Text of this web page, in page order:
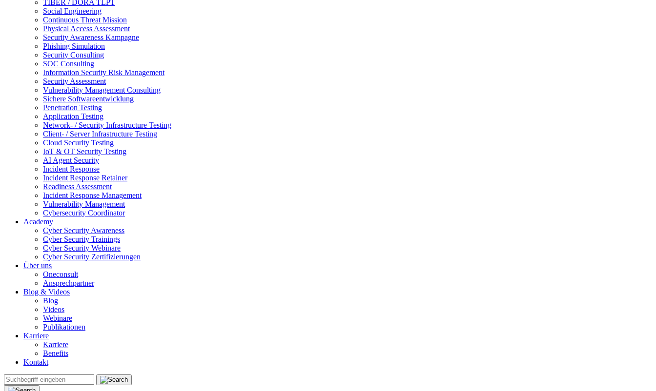
TIBER / DORA TLPT
Social Engineering
Continuous Threat Mission
Physical Access Assessment
Security Awareness Kampagne
Phishing Simulation
Security Consulting
SOC Consulting
Information Security Risk Management
Security Assessment
Vulnerability Management Consulting
Sichere Softwareentwicklung
Penetration Testing
Application Testing
Network- / Security Infrastructure Testing
Client- / Server Infrastructure Testing
Cloud Security Testing
IoT & OT Security Testing
AI Agent Security
Incident Response
Incident Response Retainer
Readiness Assessment
Incident Response Management
Vulnerability Management
Cybersecurity Coordinator
Academy
Cyber Security Awareness
Cyber Security Trainings
Cyber Security Webinare
Cyber Security Zertifizierungen
Über uns
Oneconsult
Ansprechpartner
Blog & Videos
Blog
Videos
Webinare
Publikationen
Karriere
Karriere
Benefits
Kontakt